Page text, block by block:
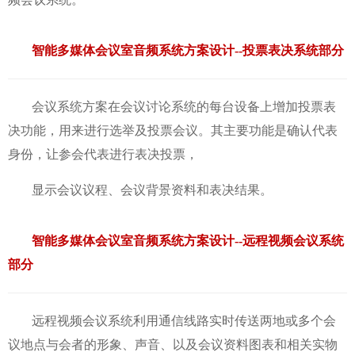
智能多媒体会议室音频系统方案设计--投票表决系统部分
会议系统方案在会议讨论系统的每台设备上增加投票表
决功能，用来进行选举及投票会议。其主要功能是确认代表
身份，让参会代表进行表决投票，
显示会议议程、会议背景资料和表决结果。
智能多媒体会议室音频系统方案设计--远程视频会议系统
部分
远程视频会议系统利用通信线路实时传送两地或多个会
议地点与会者的形象、声音、以及会议资料图表和相关实物